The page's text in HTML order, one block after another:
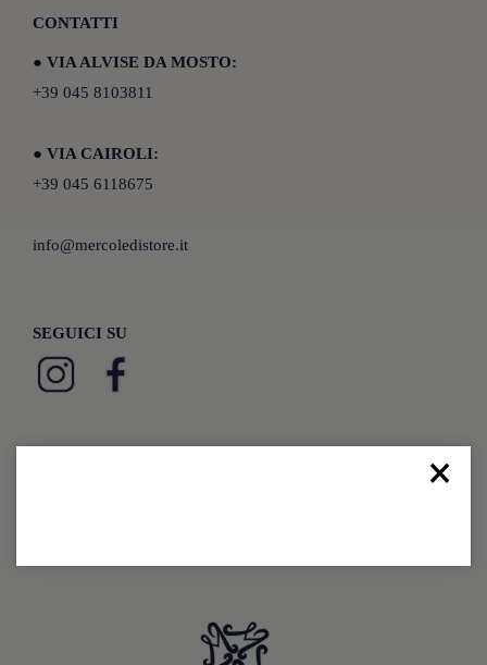
CONTATTI
● VIA ALVISE DA MOSTO:
+39 045 8103811
● VIA CAIROLI:
+39 045 6118675
info@mercoledistore.it
SEGUICI SU
×